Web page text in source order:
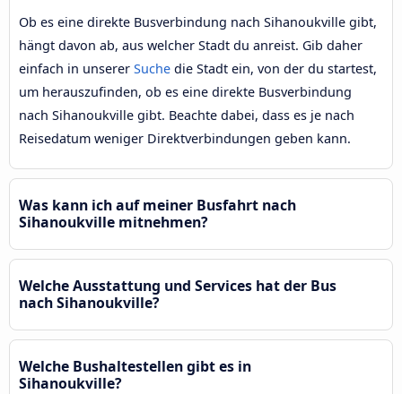
Ob es eine direkte Busverbindung nach Sihanoukville gibt,
hängt davon ab, aus welcher Stadt du anreist. Gib daher
einfach in unserer Suche die Stadt ein, von der du startest,
um herauszufinden, ob es eine direkte Busverbindung
nach Sihanoukville gibt. Beachte dabei, dass es je nach
Reisedatum weniger Direktverbindungen geben kann.
Was kann ich auf meiner Busfahrt nach
Sihanoukville mitnehmen?
Welche Ausstattung und Services hat der Bus
nach Sihanoukville?
Welche Bushaltestellen gibt es in
Sihanoukville?